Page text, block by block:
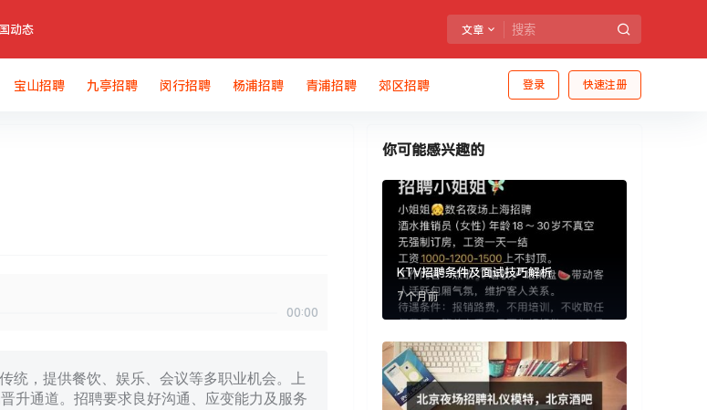
动态 文章
登录 快速注册
宝山招聘 九亭招聘 闵行招聘 杨浦招聘 青浦招聘 郊区招聘
00:00
统，提供餐饮、娱乐、会议等多职业机会。上
升通道。招聘要求良好沟通、应变能力及服务
你可能感兴趣的
KTV招聘条件及面试技巧解析
7 个月前